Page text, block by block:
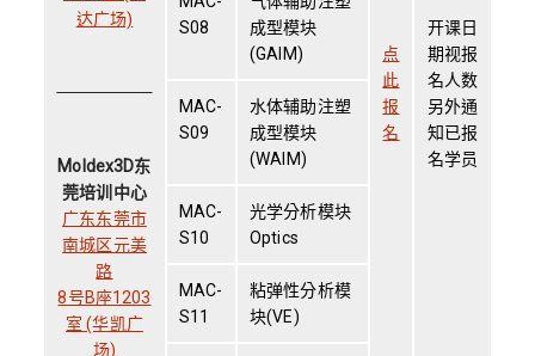
达广场)
Moldex3D东
莞培训中心
广东东莞市
南城区元美
路
8号B座1203
室 (华凯广
场)
点
此
报
名
开课日
期视报
名人数
另外通
知已报
名学员
S08
成型模块
(GAIM)
MAC-
S09
水体辅助注塑
成型模块
(WAIM)
MAC-
S10
光学分析模块
Optics
MAC-
S11
粘弹性分析模
块(VE)